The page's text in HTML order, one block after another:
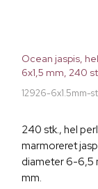
Ocean jaspis,
6x1,5 mm, 240
12926-6x1.5mm-
240 stk., hel
marmoreret
diameter 6-6,5
mm.